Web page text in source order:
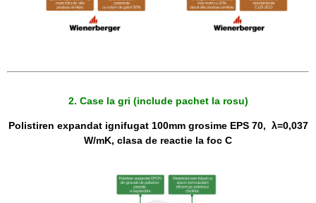
2. Case la gri (include pachet la rosu)
Polistiren expandat ignifugat 100mm grosime EPS 70, λ=0,037
W/mK, clasa de reactie la foc C